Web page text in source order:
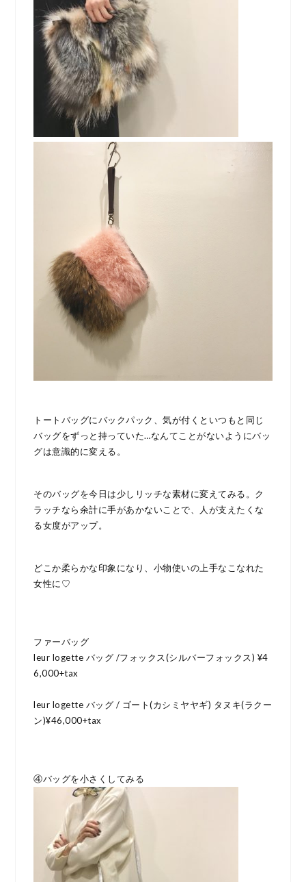
トートバッグにバックパック、気が付くといつもと同じ
バッグをずっと持っていた…なんてことがないようにバッ
グは意識的に変える。
そのバッグを今日は少しリッチな素材に変えてみる。ク
ラッチなら余計に手があかないことで、人が支えたくな
る女度がアップ。
どこか柔らかな印象になり、小物使いの上手なこなれた
女性に♡
ファーバッグ
leur logette バッグ /フォックス(シルバーフォックス) ¥4
6,000+tax
leur logette バッグ / ゴート(カシミヤヤギ) タヌキ(ラクー
ン)¥46,000+tax
④バッグを小さくしてみる